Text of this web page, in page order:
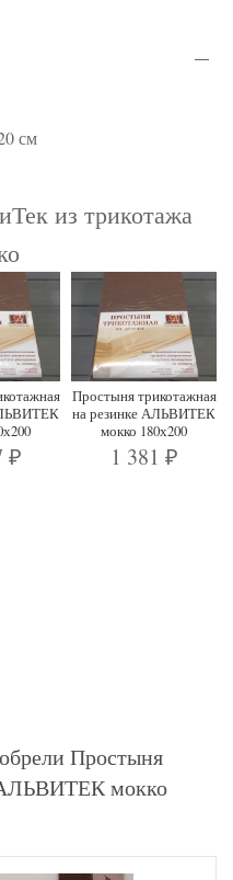
см
из трикотажа
₽
Простыня трикотажная
на резинке АЛЬВИТЕК
мокко 180х200
1 381 ₽
Простыня
АЛЬВИТЕК мокко